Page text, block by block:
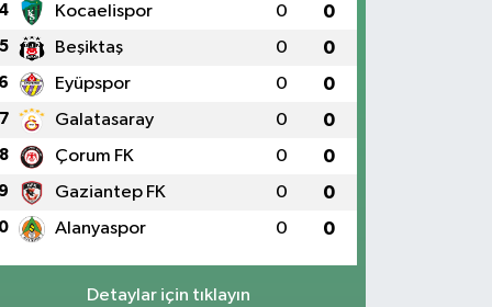
4 Kocaelispor 0 0
5 Beşiktaş 0 0
6 Eyüpspor 0 0
7 Galatasaray 0 0
8 Çorum FK 0 0
9 Gaziantep FK 0 0
Alanyaspor 0 0
Detaylar için tıklayın